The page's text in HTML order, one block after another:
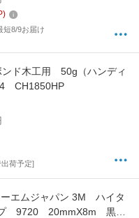
短8/9お届け
ンド木工用 50g（ハンディ
CH1850HP
荷予定]
エムジャパン 3M ハイタ
プ 9720 20mmX8m 黒